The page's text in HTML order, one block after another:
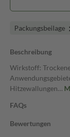
Packungsbeilage
Beschreibung
Wirkstoff:
Hitzewallungen…
FAQs
Bewertungen